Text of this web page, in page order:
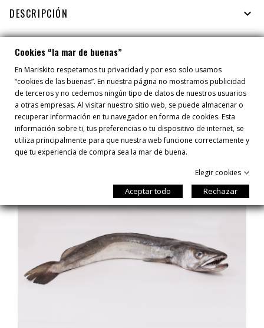
DESCRIPCIÓN 
FICHA TÉCNICA
TAMBIÉN TE PUEDE INTERESAR
Cookies “la mar de buenas”
En Mariskito respetamos tu privacidad y por eso solo usamos
“cookies de las buenas”. En nuestra página no mostramos publicidad
de terceros y no cedemos ningún tipo de datos de nuestros usuarios
a otras empresas. Al visitar nuestro sitio web, se puede almacenar o
recuperar información en tu navegador en forma de cookies. Esta
información sobre ti, tus preferencias o tu dispositivo de internet, se
utiliza principalmente para que nuestra web funcione correctamente y
que tu experiencia de compra sea la mar de buena.
Elegir cookies
Aceptar todo Rechazar